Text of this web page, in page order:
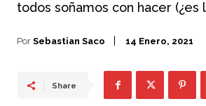
todos soñamos con hacer
Por Sebastian Saco 14 Enero, 2021
Share